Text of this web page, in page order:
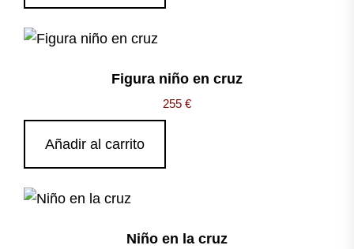
Figura niño en cruz
255 €
Añadir al carrito
Niño en la cruz